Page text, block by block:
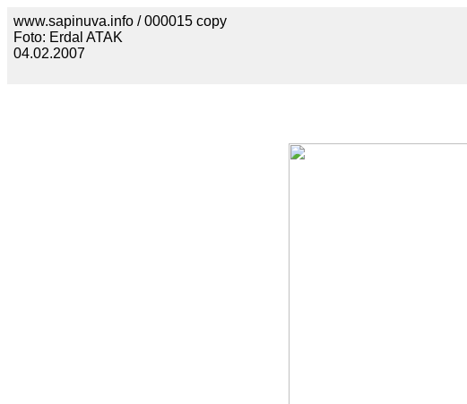
www.sapinuva.info / 000015 copy
Foto: Erdal ATAK
04.02.2007